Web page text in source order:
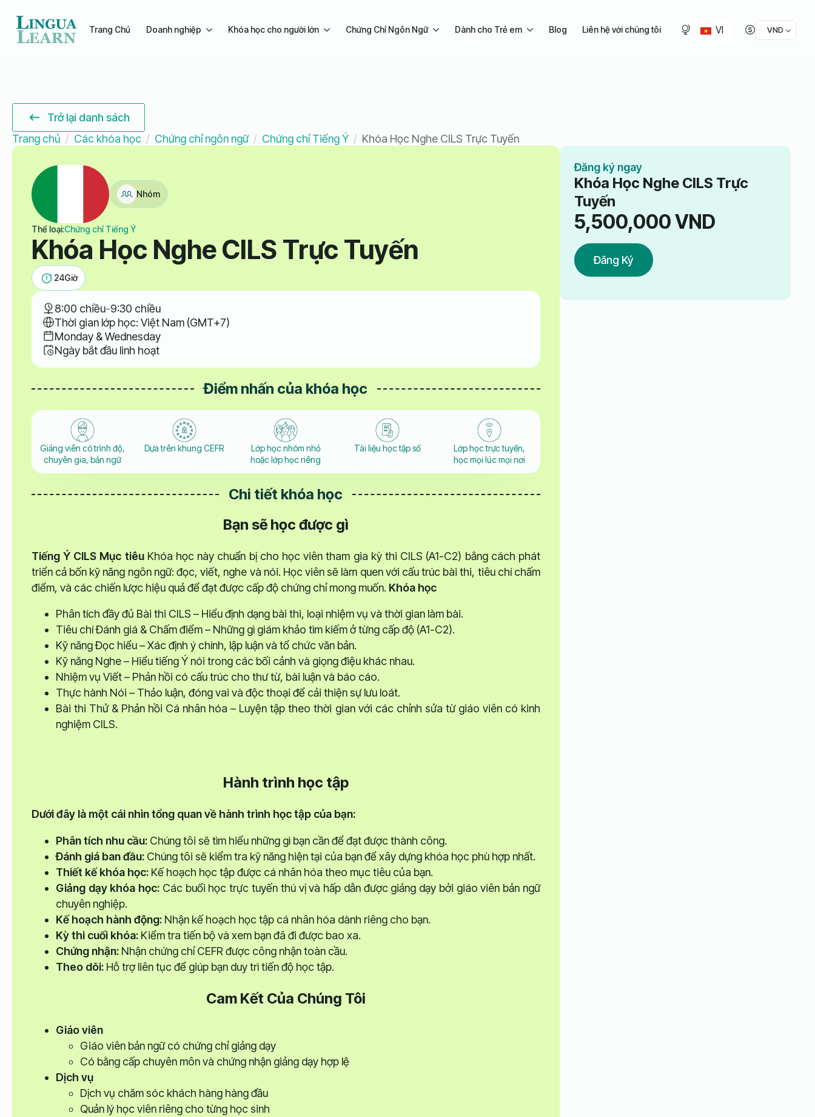
Trang Chủ Doanh nghiệp Khóa học cho người lớn Chứng Chỉ Ngôn Ngữ Dành cho Trẻ em Blog Liên hệ với chúng tôi VI VND
Trở lại danh sách
Trang chủ
Các khóa học Chứng chỉ ngôn ngữ Chứng chỉ Tiếng Ý Khóa Học Nghe CILS Trực Tuyến
Nhóm
Thể loại:Chứng chỉ Tiếng Ý
Khóa Học Nghe CILS Trực Tuyến
24Giờ
8:00 chiều-9:30 chiều
Thời gian lớp học: Việt Nam (GMT+7)
Monday & Wednesday
Ngày bắt đầu linh hoạt
Điểm nhấn của khóa học
Giảng viên có trình độ,
chuyên gia, bản ngữ
Dựa trên khung CEFR
Lớp học nhóm nhỏ
hoặc lớp học riêng
Tài liệu học tập số
Lớp học trực tuyến,
học mọi lúc mọi nơi
Chi tiết khóa học
Bạn sẽ học được gì
Tiếng Ý CILS Mục tiêuKhóa học này chuẩn bị cho học viên tham gia kỳ thi CILS (A1-C2) bằng cách phát
triển cả bốn kỹ năng ngôn ngữ: đọc, viết, nghe và nói. Học viên sẽ làm quen với cấu trúc bài thi, tiêu chí chấm
điểm, và các chiến lược hiệu quả để đạt được cấp độ chứng chỉ mong muốn. Khóa học
Phân tích đầy đủ Bài thi CILS – Hiểu định dạng bài thi, loại nhiệm vụ và thời gian làm bài.
Tiêu chí Đánh giá & Chấm điểm – Những gì giám khảo tìm kiếm ở từng cấp độ (A1-C2).
Kỹ năng Đọc hiểu – Xác định ý chính, lập luận và tổ chức văn bản.
Kỹ năng Nghe – Hiểu tiếng Ý nói trong các bối cảnh và giọng điệu khác nhau.
Nhiệm vụ Viết – Phản hồi có cấu trúc cho thư từ, bài luận và báo cáo.
Thực hành Nói – Thảo luận, đóng vai và độc thoại để cải thiện sự lưu loát.
Bài thi Thử & Phản hồi Cá nhân hóa – Luyện tập theo thời gian với các chỉnh sửa từ giáo viên có kinh
nghiệm CILS.
Hành trình học tập
Dưới đây là một cái nhìn tổng quan về hành trình học tập của bạn:
Phân tích nhu cầu:Chúng tôi sẽ tìm hiểu những gì bạn cần để đạt được thành công.
Đánh giá ban đầu:Chúng tôi sẽ kiểm tra kỹ năng hiện tại của bạn để xây dựng khóa học phù hợp nhất.
Thiết kế khóa học:Kế hoạch học tập được cá nhân hóa theo mục tiêu của bạn.
Giảng dạy khóa học: Các buổi học trực tuyến thú vị và hấp dẫn được giảng dạy bởi giáo viên bản ngữ
chuyên nghiệp.
Kế hoạch hành động:Nhận kế hoạch học tập cá nhân hóa dành riêng cho bạn.
Kỳ thi cuối khóa:Kiểm tra tiến bộ và xem bạn đã đi được bao xa.
Chứng nhận:Nhận chứng chỉ CEFR được công nhận toàn cầu.
Theo dõi:Hỗ trợ liên tục để giúp bạn duy trì tiến độ học tập.
Cam Kết Của Chúng Tôi
Giáo viên
Giáo viên bản ngữ có chứng chỉ giảng dạy
Có bằng cấp chuyên môn và chứng nhận giảng dạy hợp lệ
Dịch vụ
Dịch vụ chăm sóc khách hàng hàng đầu
Quản lý học viên riêng cho từng học sinh
Đăng ký ngay
Khóa Học Nghe CILS Trực
Tuyến
5,500,000VND
Đăng Ký